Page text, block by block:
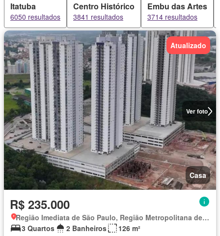
Itatuba
6050 resultados
Centro Histórico
3841 resultados
Embu das Artes
3714 resultados
Ver foto
Atualizado
Casa
R$ 235.000
Região Imediata de São Paulo, Região Metropolitana de São Paulo
3 Quartos
2 Banheiros 126 m²